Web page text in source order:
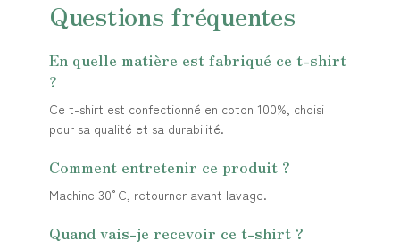
Questions fréquentes
En quelle matière est fabriqué ce t-shirt
?
Ce t-shirt est confectionné en coton 100%, choisi
pour sa qualité et sa durabilité.
Comment entretenir ce produit ?
Machine 30°C, retourner avant lavage.
Quand vais-je recevoir ce t-shirt ?